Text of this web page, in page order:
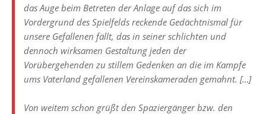
das Auge beim Betreten der Anlage auf das sich im
Vordergrund des Spielfelds reckende Gedächtnismal für
unsere Gefallenen fällt, das in seiner schlichten und
dennoch wirksamen Gestaltung jeden der
Vorübergehenden zu stillem Gedenken an die im Kampfe
ums Vaterland gefallenen Vereinskameraden gemahnt. […]
Von weitem schon grüßt den Spaziergänger bzw. den